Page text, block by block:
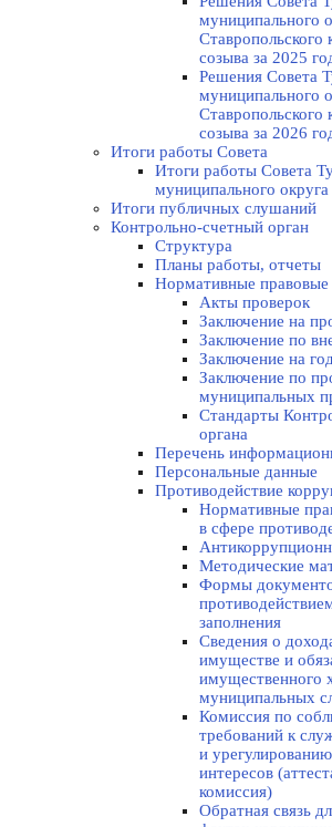
муниципального
Ставропольского
созыва за 2025
Решения Совета
муниципального
Ставропольского
созыва за 2026
Итоги работы Совета
Итоги работы Совета
муниципального округа
Итоги публичных слушаний
Контрольно-счетный орган
Структура
Планы работы, отчеты
Нормативные
Акты проверок
Заключение на
Заключение по
Заключение на
Заключение по
муниципальных
Стандарты
органа
Перечень
Персональные данные
Противодействие
Нормативные
в сфере
Методические
Формы
заполнения
Сведения о
имуществе и
имущественного
муниципальных
Комиссия по
требований к
и
интересов
комиссия)
Обратная связь